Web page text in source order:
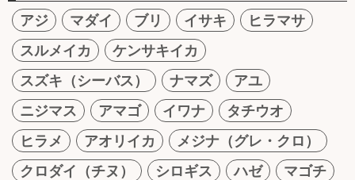
アジ マダイ ブリ イサキ
ヒラマサ
スルメイカ
ケンサキイカ
スズキ（シーバス）
ナマズ
アユ
ニジマス
アマゴ イワナ
タチウオ
ヒラメ
アオリイカ
メジナ（グレ・クロ）
クロダイ（チヌ）
シロギス ハゼ
マゴチ